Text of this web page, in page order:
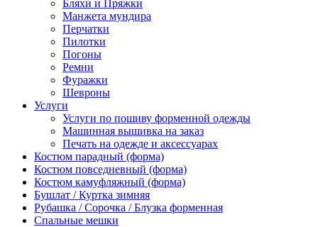
Бляхи и Пряжки
Манжета мундира
Перчатки
Пилотки
Погоны
Ремни
Фуражки
Шевроны
Услуги
Услуги по пошиву форменной одежды
Машинная вышивка на заказ
Печать на одежде и аксессуарах
Костюм парадный (форма)
Костюм повседневный (форма)
Костюм камуфляжный (форма)
Бушлат / Куртка зимняя
Рубашка / Сорочка / Блузка форменная
Спальные мешки